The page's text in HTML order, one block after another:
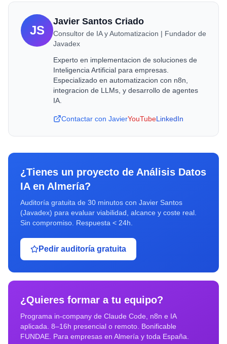
JS
Javier Santos Criado
Consultor de IA y Automatizacion | Fundador de
Javadex
Experto en implementacion de soluciones de
Inteligencia Artificial para empresas.
Especializado en automatizacion con n8n,
integracion de LLMs, y desarrollo de agentes
IA.
Contactar con JavierYouTubeLinkedIn
¿Tienes un proyecto de Análisis Datos
IAen Almería?
Auditoría gratuita de 30 minutos con Javier Santos
(Javadex) para evaluar viabilidad, alcance y coste real.
Sin compromiso. Respuesta < 24h.
Pedir auditoría gratuita
¿Quieres formar a tu equipo?
Programa in-company de Claude Code, n8n e IA
aplicada. 8–16h presencial o remoto. Bonificable
FUNDAE. Para empresas en Almería y toda España.